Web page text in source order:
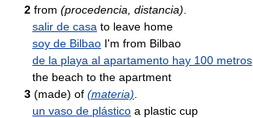
2 from (procedencia, distancia)
salir de casa to leave home
soy de Bilbao I'm from Bilbao
de la playa al apartamento hay 100 metros
the beach to the apartment
3 (made) of (materia)
un vaso de plástico a plastic cup